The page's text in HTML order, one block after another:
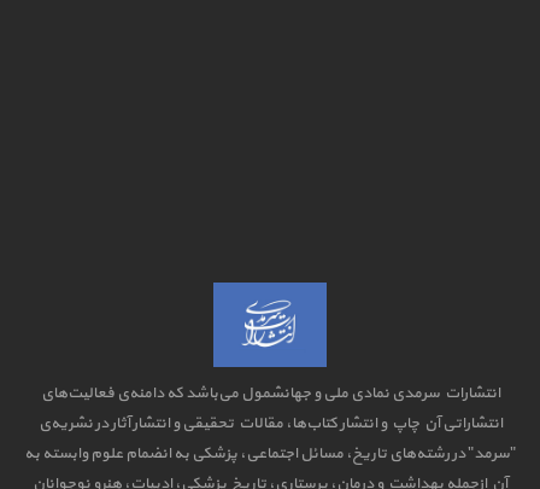
انتشارات سرمدی نمادی ملی و جهانشمول می‌باشد که دامنه‌ی فعالیت‌های
انتشاراتی آن چاپ و انتشار کتاب‌ها، مقالات تحقیقی و انتشار آثار در نشریه‌ی
"سرمد" در رشته‌های تاریخ، مسائل اجتماعی، پزشکی به انضمام علوم وابسته به
آن ازجمله بهداشت و درمان، پرستاری، تاریخ پزشکی، ادبیات، هنرو نوجوانان